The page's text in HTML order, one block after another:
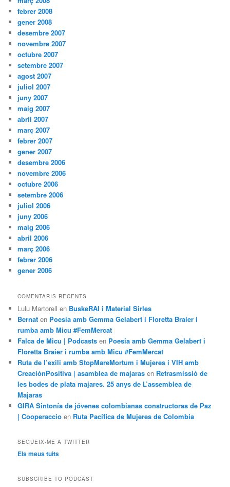
febrer 2008
gener 2008
desembre 2007
novembre 2007
octubre 2007
setembre 2007
agost 2007
juliol 2007
juny 2007
maig 2007
abril 2007
març 2007
febrer 2007
gener 2007
desembre 2006
novembre 2006
octubre 2006
setembre 2006
juliol 2006
juny 2006
maig 2006
abril 2006
març 2006
febrer 2006
gener 2006
COMENTARIS RECENTS
Lulu Martorell en BuskeRAI i Material Sirles
Bernat en Poesia amb Gemma Gelabert i Floretta Braier i
rumba amb Micu #FemMercat
Falca de Micu | Podcasts en Poesia amb Gemma Gelabert i
Floretta Braier i rumba amb Micu #FemMercat
Ruta de l’exili amb StopMareMortum i Mujeres i VIH amb
CreaciónPositiva | asamblea de majaras en Retrasmissió de
les bodes de plata majares. 25 anys de L’assemblea de
Majaras
GIRA Sintonía de jóvenes colombianas constructoras de Paz
| Cooperaccio en Ruta Pacífica de Mujeres de Colombia
SEGUEIX-ME A TWITTER
Els meus tuits
SUBSCRIBE TO PODCAST